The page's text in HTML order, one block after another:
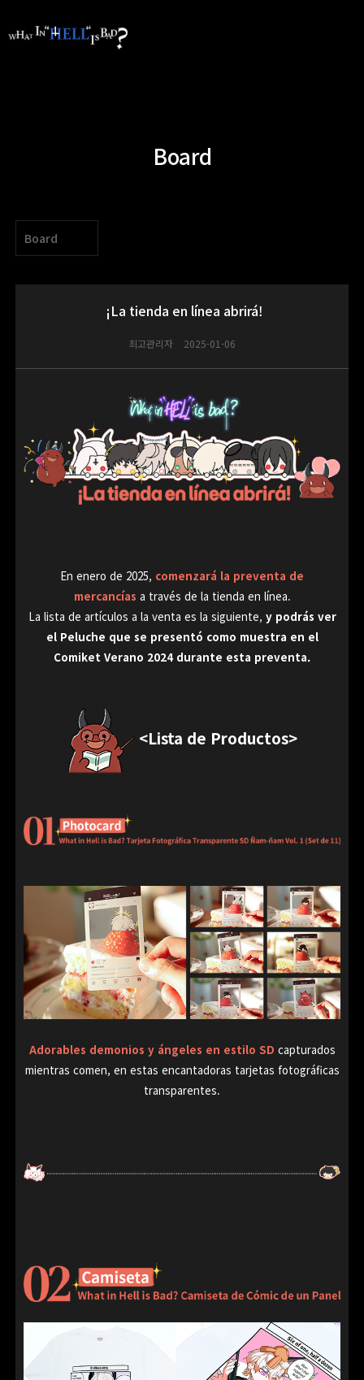
Board
Board
¡La tienda en línea abrirá!
최고관리자 2025-01-06
En enero de 2025, comenzará la preventa de
mercancías a través de la tienda en línea.
La lista de artículos a la venta es la siguiente, y podrás ver
el Peluche que se presentó como muestra en el
Comiket Verano 2024 durante esta preventa.
<Lista de Productos>
Adorables demonios y ángeles en estilo SD capturados
mientras comen, en estas encantadoras tarjetas fotográficas
transparentes.